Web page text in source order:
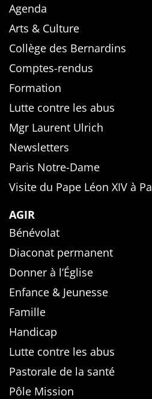
Agenda
Arts & Culture
Collège des Bernardins
Comptes-rendus
Formation
Lutte contre les abus
Mgr Laurent Ulrich
Newsletters
Paris Notre-Dame
Visite du Pape Léon XIV à
AGIR
Bénévolat
Diaconat permanent
Donner à l’Église
Enfance & Jeunesse
Famille
Handicap
Lutte contre les abus
Pastorale de la santé
Pôle Mission